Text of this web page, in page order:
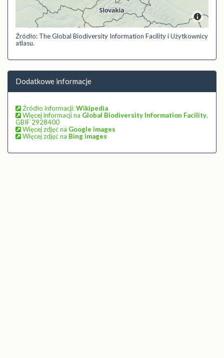
Źródło: The Global Biodiversity Information Facility i Użytkownicy
atlasu.
Dodatkowe informacje
Źródło informacji:Wikipedia
Więcej informacji na Global Biodiversity Information Facility,
GBIF 2928400
Więcej zdjęć na Google images
Więcej zdjęć na Bing images